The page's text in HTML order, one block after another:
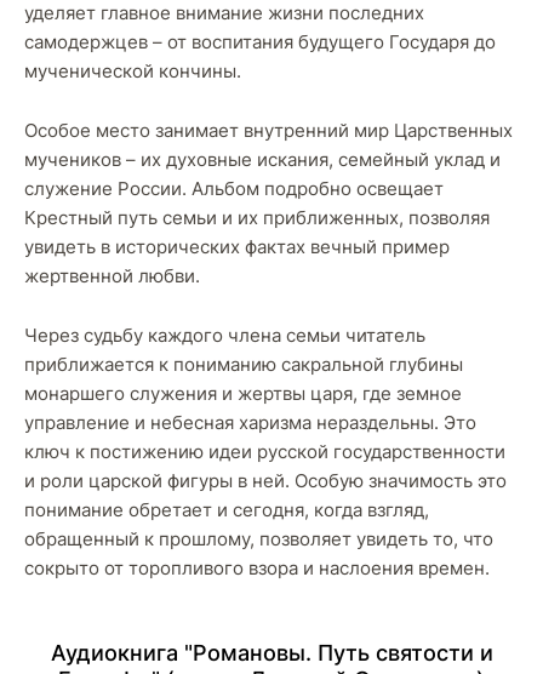
уделяет главное внимание жизни последних
самодержцев – от воспитания будущего Государя до
мученической кончины.
Особое место занимает внутренний мир Царственных
мучеников – их духовные искания, семейный уклад и
служение России. Альбом подробно освещает
Крестный путь семьи и их приближенных, позволяя
увидеть в исторических фактах вечный пример
жертвенной любви.
Через судьбу каждого члена семьи читатель
приближается к пониманию сакральной глубины
монаршего служения и жертвы царя, где земное
управление и небесная харизма нераздельны. Это
ключ к постижению идеи русской государственности
и роли царской фигуры в ней. Особую значимость это
понимание обретает и сегодня, когда взгляд,
обращенный к прошлому, позволяет увидеть то, что
сокрыто от торопливого взора и наслоения времен.
Аудиокнига "Романовы. Путь святости и